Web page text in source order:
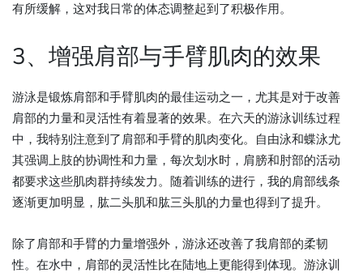
有所缓解，这对我日常的体态调整起到了积极作用。
3、增强肩部与手臂肌肉的效果
游泳是锻炼肩部和手臂肌肉的最佳运动之一，尤其是对于改善
肩部的力量和灵活性有着显著的效果。在六天的游泳训练过程
中，我特别注意到了肩部和手臂的肌肉变化。自由泳和蝶泳尤
其强调上肢的协调性和力量，每次划水时，肩膀和肘部的活动
都要求这些肌肉群持续发力。随着训练的进行，我的肩部线条
逐渐更加明显，肱二头肌和肱三头肌的力量也得到了提升。
除了肩部和手臂的力量增强外，游泳还改善了我肩部的柔韧
性。在水中，肩部的灵活性比在陆地上更能得到体现。游泳训